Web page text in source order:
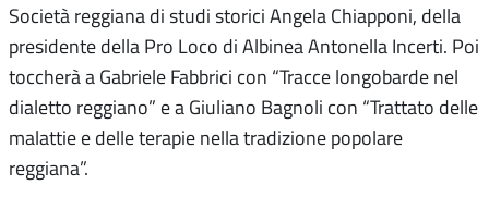
Società reggiana di studi storici Angela Chiapponi, della
presidente della Pro Loco di Albinea Antonella Incerti. Poi
toccherà a Gabriele Fabbrici con “Tracce longobarde nel
dialetto reggiano” e a Giuliano Bagnoli con “Trattato delle
malattie e delle terapie nella tradizione popolare
reggiana”.